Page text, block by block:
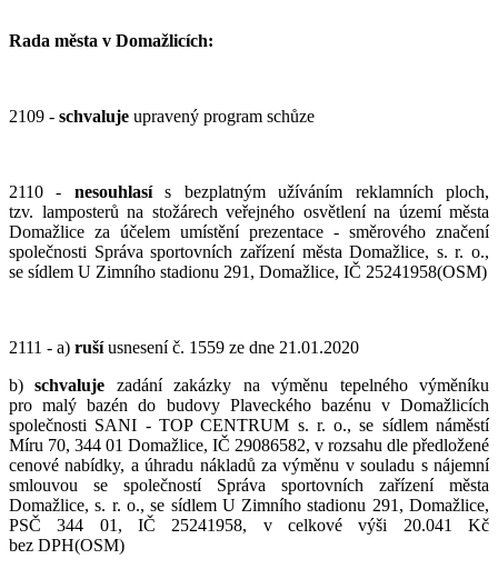
Rada města v Domažlicích:
2109 - schvaluje upravený program schůze
2110 - nesouhlasís bezplatným užíváním reklamních ploch,
tzv. lamposterů na stožárech veřejného osvětlení na území města
Domažlice za účelem umístění prezentace - směrového značení
společnosti Správa sportovních zařízení města Domažlice, s. r. o.,
se sídlem U Zimního stadionu 291, Domažlice, IČ 25241958(OSM)
2111 - a) rušíusnesení č. 1559 ze dne 21.01.2020
b)schvaluje zadání zakázky na výměnu tepelného výměníku
pro malý bazén do budovy Plaveckého bazénu v Domažlicích
společnosti SANI - TOP CENTRUM s. r. o., se sídlem náměstí
Míru 70, 344 01 Domažlice, IČ 29086582, v rozsahu dle předložené
cenové nabídky, a úhradu nákladů za výměnu v souladu s nájemní
smlouvou se společností Správa sportovních zařízení města
Domažlice, s. r. o., se sídlem U Zimního stadionu 291, Domažlice,
PSČ 344 01, IČ 25241958, v celkové výši 20.041 Kč
bez DPH(OSM)